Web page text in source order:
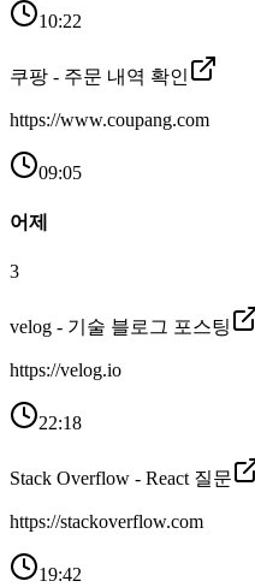
10:22
쿠팡 - 주문 내역 확인
https://www.coupang.com
09:05
어제
3
velog - 기술 블로그 포스팅
https://velog.io
22:18
Stack Overflow - React 질문
https://stackoverflow.com
19:42